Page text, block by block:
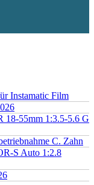
Instamatic Film
55mm 1:3.5-5.6 G
C. Zahn
S Auto 1:2.8